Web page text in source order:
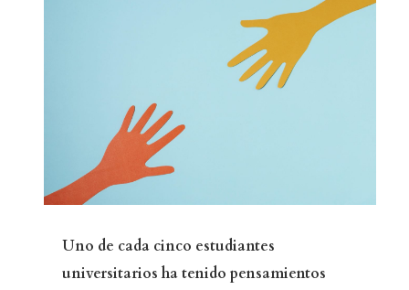
Uno de cada cinco estudiantes
universitarios ha tenido pensamientos